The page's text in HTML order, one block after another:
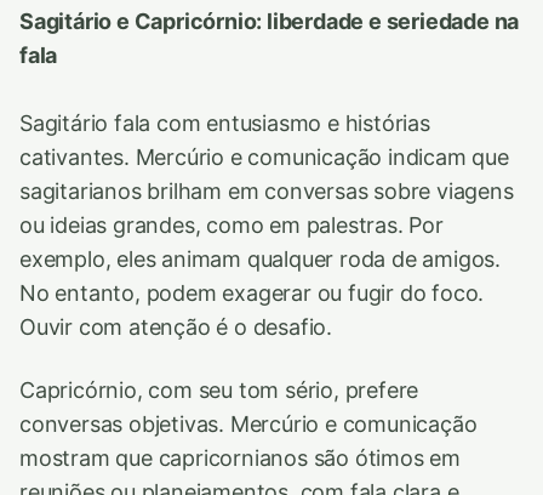
Sagitário e Capricórnio: liberdade e seriedade na
fala
Sagitário fala com entusiasmo e histórias
cativantes. Mercúrio e comunicação indicam que
sagitarianos brilham em conversas sobre viagens
ou ideias grandes, como em palestras. Por
exemplo, eles animam qualquer roda de amigos.
No entanto, podem exagerar ou fugir do foco.
Ouvir com atenção é o desafio.
Capricórnio, com seu tom sério, prefere
conversas objetivas. Mercúrio e comunicação
mostram que capricornianos são ótimos em